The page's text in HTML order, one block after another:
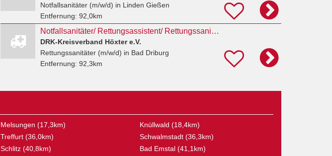
Notfallsanitäter (m/w/d) in Linden Gießen
Entfernung: 92,0km
Notfallsanitäter/ Rettungsassistent/ Rettungssanitäter (m/w/d)
DRK-Kreisverband Höxter e.V.
Rettungssanitäter (m/w/d) in Bad Driburg
Entfernung: 92,3km
Melsungen (17,3km)
Knüllwald (18,4km)
Treffurt (36,0km)
Schwalmstadt (36,3km)
Schlitz (40,8km) Bad Emstal (41,1km)